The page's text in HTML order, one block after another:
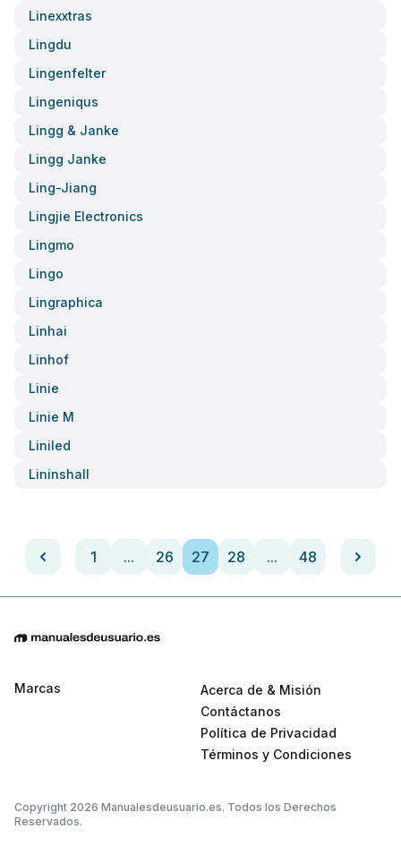
Linexxtras
Lingdu
Lingenfelter
Lingeniqus
Lingg & Janke
Lingg Janke
Ling-Jiang
Lingjie Electronics
Lingmo
Lingo
Lingraphica
Linhai
Linhof
Linie
Linie M
Liniled
Lininshall
1 ... 26 27 28 ... 48
Marcas
Acerca de & Misión
Contáctanos
Política de Privacidad
Términos y Condiciones
Copyright 2026 Manualesdeusuario.es. Todos los Derechos
Reservados.